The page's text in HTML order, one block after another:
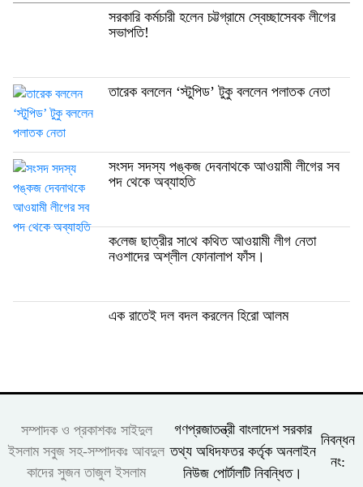
সরকারি কর্মচারী হলেন চট্টগ্রামে স্বেচ্ছাসেবক লীগের
সভাপতি!
তারেক বললেন ‘স্টুপিড’ টুকু বললেন পলাতক নেতা
সংসদ সদস্য পঙ্কজ দেবনাথকে আওয়ামী লীগের সব
পদ থেকে অব্যাহতি
ক‌লেজ ছাত্রীর সা‌থে ক‌থিত আওয়ামী লীগ নেতা
নওশাদের অশ্লীল ফোনালাপ ফাঁস।
এক রাতেই দল বদল করলেন হিরো আলম
সম্পাদক ও প্রকাশকঃ সাইদুল
ইসলাম সবুজ সহ-সম্পাদকঃ আবদুল
কাদের সুজন তাজুল ইসলাম
গণপ্রজাতন্ত্রী বাংলাদেশ সরকার
তথ্য অধিদফতর কর্তৃক অনলাইন
নিউজ পোর্টালটি নিবন্ধিত।
নিবন্ধন
নং: